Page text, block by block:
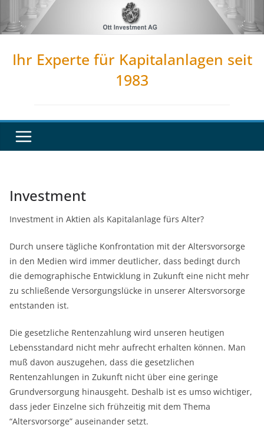
Inhalt
Ihr Experte für Kapitalanlagen seit
1983
Investment
Investment in Aktien als Kapitalanlage fürs Alter?
Durch unsere tägliche Konfrontation mit der Altersvorsorge
in den Medien wird immer deutlicher, dass bedingt durch
die demographische Entwicklung in Zukunft eine nicht mehr
zu schließende Versorgungslücke in unserer Altersvorsorge
entstanden ist.
Die gesetzliche Rentenzahlung wird unseren heutigen
Lebensstandard nicht mehr aufrecht erhalten können. Man
muß davon auszugehen, dass die gesetzlichen
Rentenzahlungen in Zukunft nicht über eine geringe
Grundversorgung hinausgeht. Deshalb ist es umso wichtiger,
dass jeder Einzelne sich frühzeitig mit dem Thema
“Altersvorsorge” auseinander setzt.